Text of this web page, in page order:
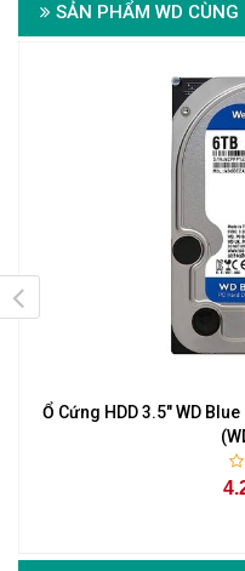
SẢN PHẨM WD CÙNG
Ổ Cứng HDD 3.5" WD